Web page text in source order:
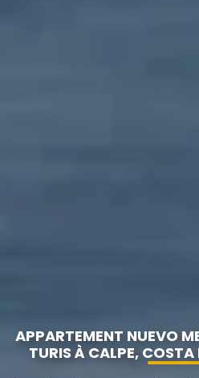
APPARTEMENT NUEVO
TURIS À CALPE,